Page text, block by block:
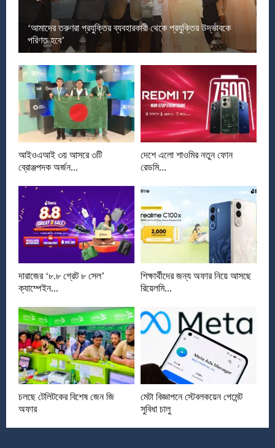
‘আমাদের তরুণরা প্রযুক্তির ব্যবহারকারী থেকে প্রযুক্তির উদ্ভাবকে
পরিণত হবে’
আইওএআই ৩য় আসরে ৩টি
ব্রোঞ্জপদক অর্জন...
দেশে এলো শাওমির নতুন ফোন
রেডমি...
দারাজের ‘৮.৮ গ্রেট ৮ সেল’
ক্যাম্পেইন...
শিক্ষার্থীদের জন্য অফার নিয়ে আসছে
রিয়েলমি...
চলছে টেলিটকের বিশেষ জেন জি
অফার
মেটা বিজ্ঞাপনে স্টেবলকয়েন পেমেন্ট
সুবিধা চালু